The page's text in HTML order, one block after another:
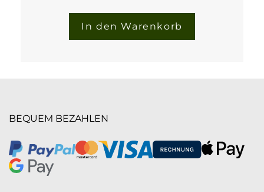
In den Warenkorb
BEQUEM BEZAHLEN